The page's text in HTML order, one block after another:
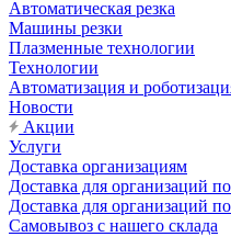
Автоматическая резка
Машины резки
Плазменные технологии
Технологии
Автоматизация и
Новости
Акции
Услуги
Доставка организациям
Доставка для организаций
Доставка для организаций
Самовывоз с нашего склада